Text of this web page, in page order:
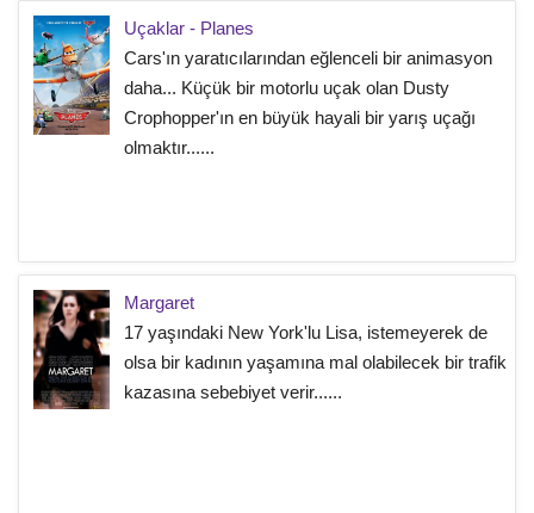
Uçaklar - Planes
Cars'ın yaratıcılarından eğlenceli bir animasyon
daha... Küçük bir motorlu uçak olan Dusty
Crophopper'ın en büyük hayali bir yarış uçağı
olmaktır......
Margaret
17 yaşındaki New York'lu Lisa, istemeyerek de
olsa bir kadının yaşamına mal olabilecek bir trafik
kazasına sebebiyet verir......